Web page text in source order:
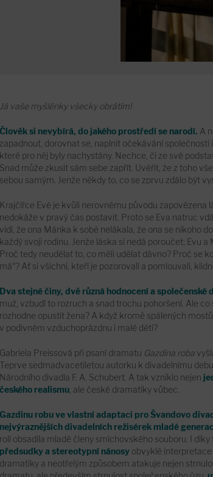
Já vaše myšlénky všecky obrátím!
Člověk si nevybírá, do jakého prostředí se narodí. A
zapadnout, dorovnat se, naplnit očekávání společnosti
které pro něj byly nachystány. Nechce, či ze své
Snad může zkusit sám sebe zapřít. Uvěřit, že z toho
sebou samým. Jenže někdy to, co se zprvu zdálo být
Krajčířce Evě je kvůli nerovnému původu zapovězena
nedokáže v pravý čas postavit. Proto se Eva natruc
vidí, že ona Mánka k sobě nelákala, že ona se nikoho
každý svoji rodinu. Jenže láska si nedá poroučet; Evu a
Proč tedy neudělat to, co měli udělat dávno? Proč se
má“? Ať si všichni, kteří je pozorovali a pomlouvali,
Dva stejné činy, dvě různá hodnocení a společenské
muž, vzbudí to rozruch a snad trochu pohoršení. Ale co
rozhodne opustit žena? A když kromě spálených
v podivném vzduchoprázdnu i malé děti?
Gabriela Preissová při psaní dramatu Gazdina roba
Teprve sedmadvacetiletou autorku k divadelnímu
Národního divadla F. A. Schubert. A tak vzniklo nejen
českého realismu, ale české dramatiky vůbec.
Gazdinu robu ve vlastní adaptaci pro Švandovo
nejvýraznějších divadelních režisérek mladé
rolí obsadila mladé členy smíchovského souboru. I díky
předsudky a stereotypní nánosyobvyklé
dramatiky a neotřelým způsobem atakuje nejen